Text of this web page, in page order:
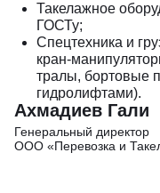
Такелажное
ГОСТу;
Спецтехника и
кран-
тралы, бортовые
гидролифтами).
Ахм адиев Гали
Генеральный дирек тор
ООО «Перевозка и